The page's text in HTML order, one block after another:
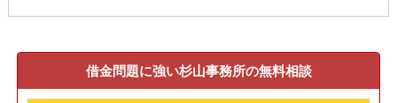
借金問題に強い杉山事務所の無料相談